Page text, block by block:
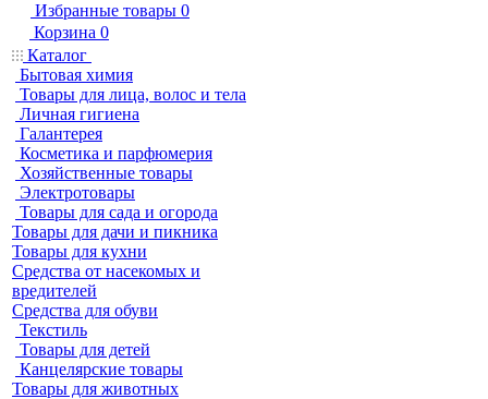
Избранные товары 0
Корзина 0
Каталог
Бытовая химия
Товары для лица, волос и тела
Личная гигиена
Галантерея
Косметика и парфюмерия
Хозяйственные товары
Электротовары
Товары для сада и огорода
Товары для дачи и пикника
Товары для кухни
Средства от насекомых и
вредителей
Средства для обуви
Текстиль
Товары для детей
Канцелярские товары
Товары для животных